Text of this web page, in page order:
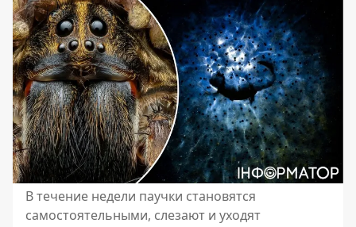
В течение недели паучки становятся
самостоятельными, слезают и уходят